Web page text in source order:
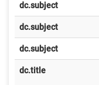
dc.subject
dc.subject
dc.subject
dc.title